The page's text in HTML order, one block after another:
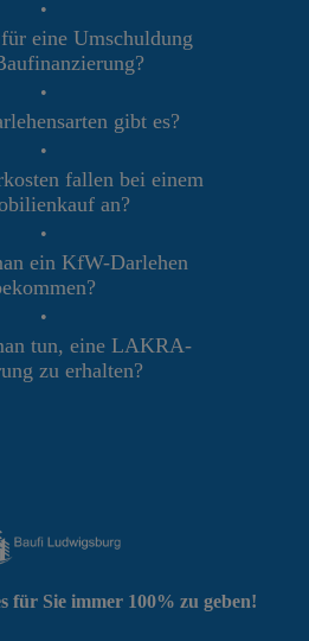
•
eine Umschuldung
•
gibt es?
•
fallen bei einem
an?
•
ein KfW-Darlehen
•
tun, eine LAKRA-
zu erhalten?
für Sie immer 100% zu geben!